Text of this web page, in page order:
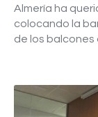
Almería ha
colocando la
de los balcones